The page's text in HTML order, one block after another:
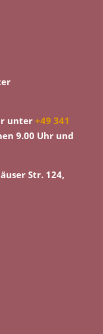
unter +49 341
9.00 Uhr und
Str. 124,